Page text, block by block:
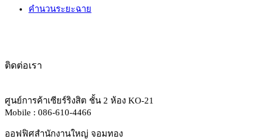
คำนวนระยะฉาย
ติดต่อเรา
ศูนย์การค้าเซียร์ริงสิต ชั้น 2 ห้อง KO-21
Mobile : 086-610-4466
ออฟฟิศสำนักงานใหญ่ จอมทอง